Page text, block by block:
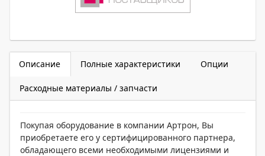
Описание Полные характеристики Опции
Расходные материалы / запчасти
Покупая оборудование в компании Артрон, Вы
приобретаете его у сертифицированного партнера,
обладающего всеми необходимыми лицензиями и